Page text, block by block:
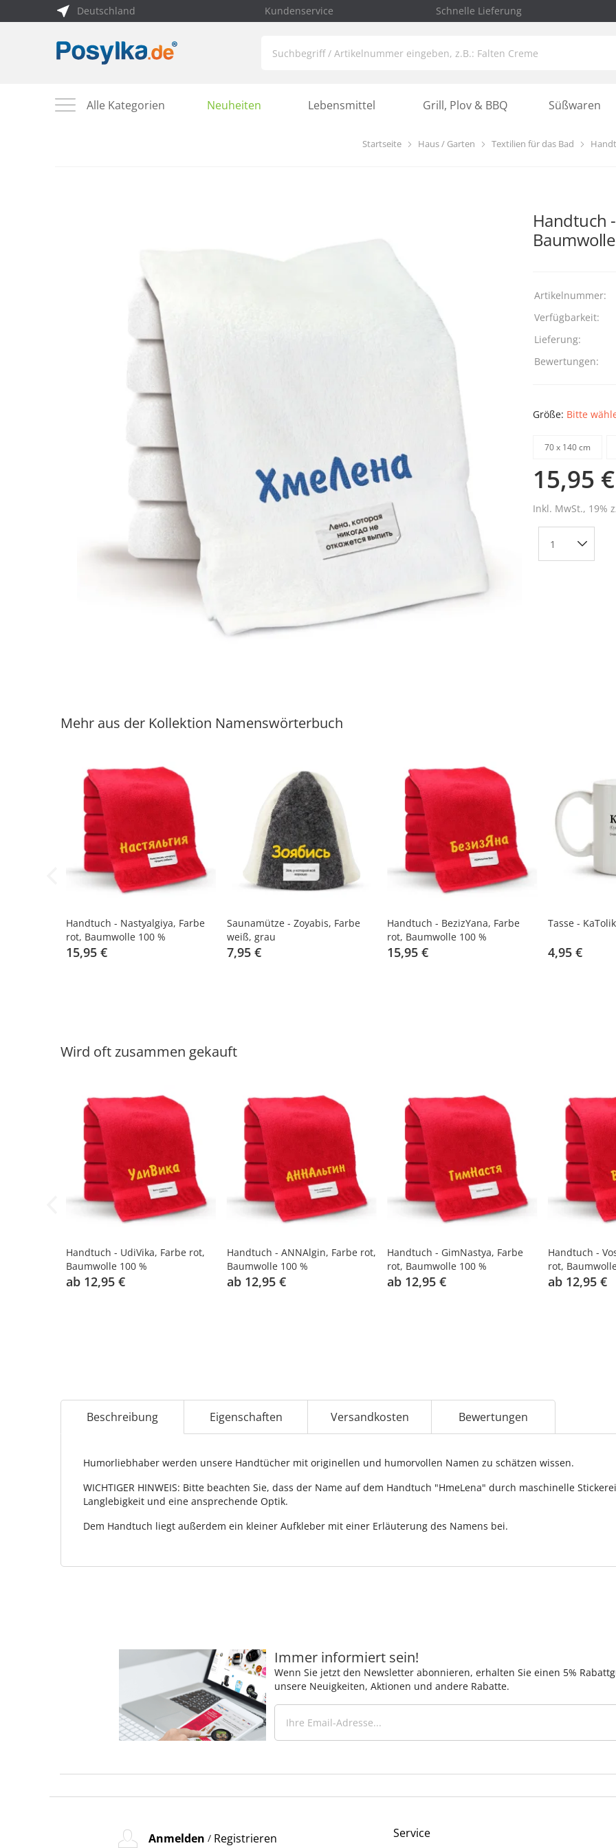
Deutschland Kundenservice Schnelle Lieferung
Alle Kategorien Neuheiten Lebensmittel Grill, Plov & BBQ Süßwaren
Startseite Haus / Garten Textilien für das Bad
Handtuch
Artikelnummer:
Verfügbarkeit:
Lieferung:
Bewertungen:
Größe: Bitte
70 х 140 cm
15,95 €
Inkl. MwSt., 19%
Mehr aus der Kollektion Namenswörterbuch
Handtuch - Nastyalgiya, Farbe
rot, Baumwolle 100 %
15,95 €
Saunamütze - Zoyabis, Farbe
weiß, grau
7,95 €
Handtuch - BezizYana, Farbe
rot, Baumwolle 100 %
15,95 €
Tasse -
4,95 €
Wird oft zusammen gekauft
Handtuch - UdiVika, Farbe rot,
Baumwolle 100 %
ab 12,95 €
Handtuch - ANNAlgin, Farbe rot,
Baumwolle 100 %
ab 12,95 €
Handtuch - GimNastya, Farbe
rot, Baumwolle 100 %
ab 12,95 €
Handtuch -
rot,
ab 12,95 €
Beschreibung Eigenschaften Versandkosten Bewertungen
Humorliebhaber werden unsere Handtücher mit originellen und humorvollen Namen zu schätzen wissen.
WICHTIGER HINWEIS: Bitte beachten Sie, dass der Name auf dem Handtuch "HmeLena" durch maschinelle
Langlebigkeit und eine ansprechende Optik.
Dem Handtuch liegt außerdem ein kleiner Aufkleber mit einer Erläuterung des Namens bei.
Immer informiert sein!
Wenn Sie jetzt den Newsletter abonnieren, erhalten Sie einen 5%
unsere Neuigkeiten, Aktionen und andere Rabatte.
Anmelden / Registrieren Service